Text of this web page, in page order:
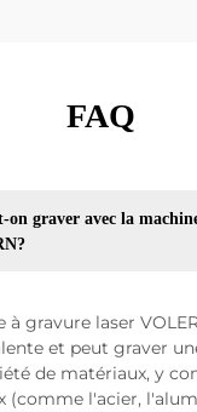
FAQ
on graver avec la
à gravure laser
et peut graver
de matériaux, y
(comme l'acier,